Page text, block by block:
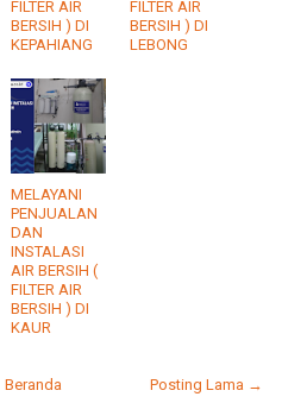
FILTER AIR
BERSIH ) DI
KEPAHIANG
FILTER AIR
BERSIH ) DI
LEBONG
MELAYANI
PENJUALAN
DAN
INSTALASI
AIR BERSIH (
FILTER AIR
BERSIH ) DI
KAUR
Posting Lama →
Beranda